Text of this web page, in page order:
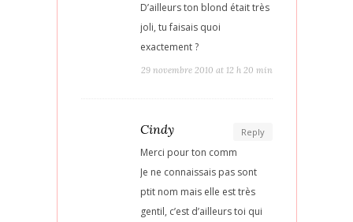
D’ailleurs ton blond était très
joli, tu faisais quoi
exactement ?
29 novembre 2010 at 12 h 20 min
Reply
Cindy
Merci pour ton comm
Je ne connaissais pas sont
ptit nom mais elle est très
gentil, c’est d’ailleurs toi qui